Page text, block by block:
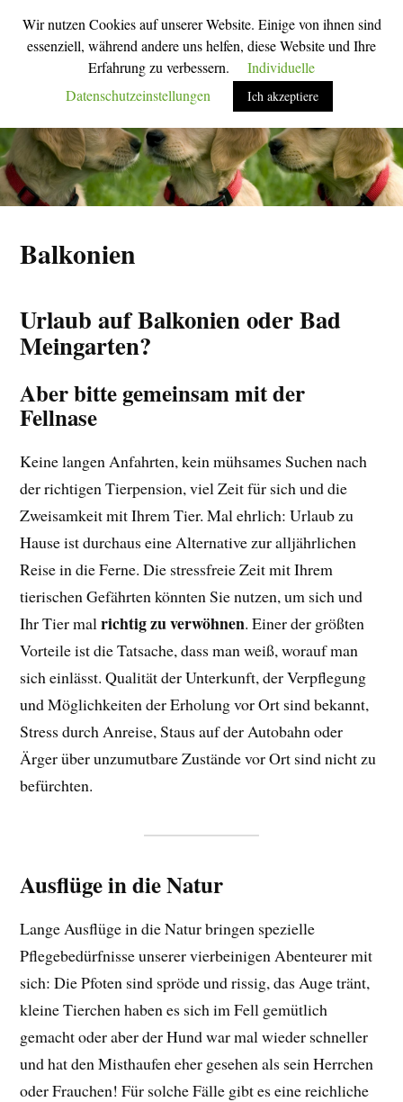
o
M
n
ü
u
m
h
a
e
n
u
l
d
u
m
s
c
Balkonien
Urlaub auf Balkonien oder Bad
Meingarten?
Aber bitte gemeinsam mit der
Fellnase
Keine langen Anfahrten, kein mühsames Suchen nach
der richtigen Tierpension, viel Zeit für sich und die
Zweisamkeit mit Ihrem Tier. Mal ehrlich: Urlaub zu
Hause ist durchaus eine Alternative zur alljährlichen
Reise in die Ferne. Die stressfreie Zeit mit Ihrem
tierischen Gefährten könnten Sie nutzen, um sich und
Ihr Tier malrichtig zu verwöhnen. Einer der größten
Vorteile ist die Tatsache, dass man weiß, worauf man
sich einlässt. Qualität der Unterkunft, der Verpflegung
und Möglichkeiten der Erholung vor Ort sind bekannt,
Stress durch Anreise, Staus auf der Autobahn oder
Ärger über unzumutbare Zustände vor Ort sind nicht zu
befürchten.
Ausflüge in die Natur
Lange Ausflüge in die Natur bringen spezielle
Pflegebedürfnisse unserer vierbeinigen Abenteurer mit
sich: Die Pfoten sind spröde und rissig, das Auge tränt,
kleine Tierchen haben es sich im Fell gemütlich
gemacht oder aber der Hund war mal wieder schneller
und hat den Misthaufen eher gesehen als sein Herrchen
oder Frauchen! Für solche Fälle gibt es eine reichliche
Wir nutzen Cookies auf unserer Website. Einige von ihnen sind
essenziell, während andere uns helfen, diese Website und Ihre
Erfahrung zu verbessern.
Individuelle
Datenschutzeinstellungen
Ich akzeptiere